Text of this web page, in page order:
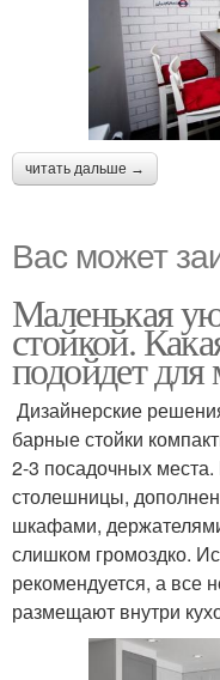
читать дальше →
Вас может
Маленькая
стойкой.
подойдет
Дизайнерские
барные стойки
2-3 посадочных
столешницы,
шкафами,
слишком громоздко.
рекомендуется, а все
размещают внутри